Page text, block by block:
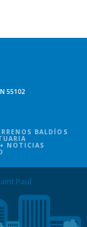
55102
BALDÍOS
NOTICIAS
Paul